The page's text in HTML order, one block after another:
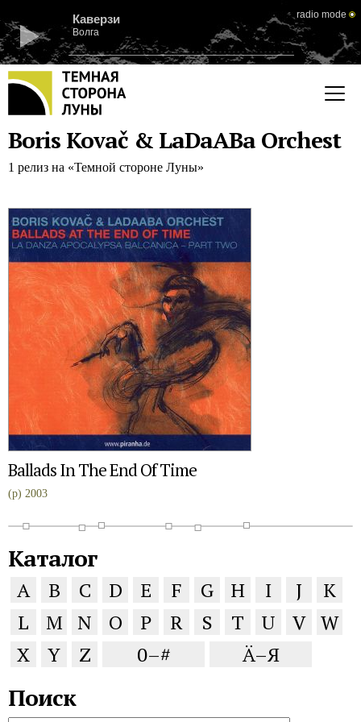
Каверзи
Волга
radio mode
Boris Kovač & LaDaABa Orchest
1 релиз на «Темной стороне Луны»
Ballads In The End Of Time
(p) 2003
Каталог
A B C D E F G H I J
K
L
M N O P R S T U V W
X
Y Z 0–# Ä–Я
Поиск